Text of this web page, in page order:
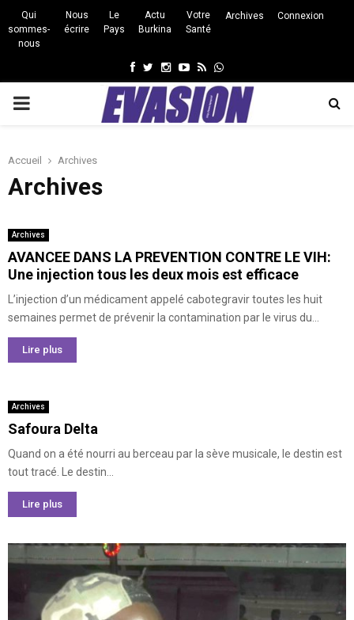
Qui
sommes-
nous
Nous
écrire
Le
Pays
Actu
Burkina
Votre
Santé
Archives Connexion
Facebook
Twitter
Instagram
Youtube
RssWhatsapp
PRIMARY
Accueil Archives
Archives
Archives
AVANCEE DANS LA PREVENTION CONTRE LE VIH:
Une injection tous les deux mois est efficace
L’injection d’un médicament appelé cabotegravir toutes les huit
semaines permet de prévenir la contamination par le virus du...
Lire plus
Archives
Safoura Delta
Quand on a été nourri au berceau par la sève musicale, le destin est
tout tracé. Le destin...
Lire plus